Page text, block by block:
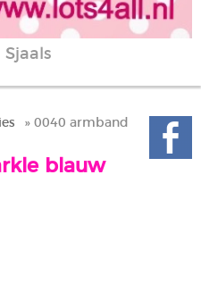
Sjaals
» 0040 armband
blauw